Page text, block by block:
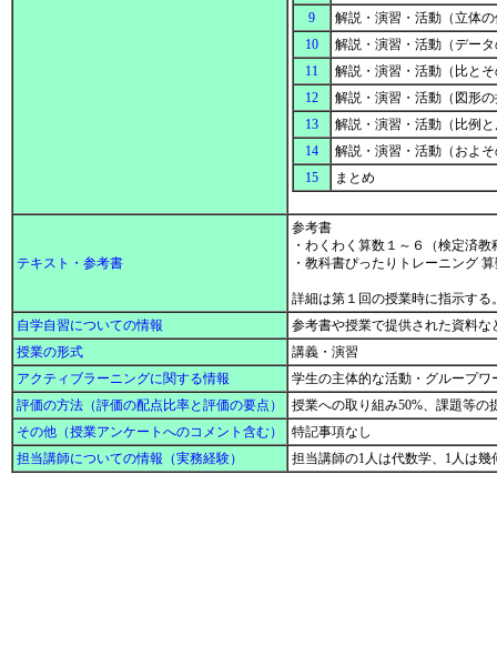
9
解説・演習・活動（立体
10
解説・演習・活動（デー
11
解説・演習・活動（比と
12
解説・演習・活動（図形
13
解説・演習・活動（比例
14
解説・演習・活動（およ
15
まとめ
テキスト・参考書
参考書
・わくわく算数１～６（検定済教
・教科書ぴったりトレーニング
詳細は第１回の授業時に指示す
自学自習についての情報
参考書や授業で提供された資料
授業の形式
講義・演習
アクティブラーニングに関する情報
学生の主体的な活動・グループ
評価の方法（評価の配点比率と評価の要点）
授業への取り組み50%、課題等の
その他（授業アンケートへのコメント含む）
特記事項なし
担当講師についての情報（実務経験）
担当講師の1人は代数学、1人は